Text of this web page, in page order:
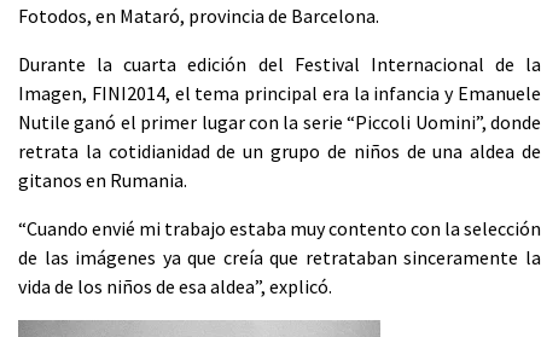
Fotodos, en Mataró, provincia de Barcelona.
Durante la cuarta edición del Festival Internacional de la
Imagen, FINI2014, el tema principal era la infancia y Emanuele
Nutile ganó el primer lugar con la serie “Piccoli Uomini”, donde
retrata la cotidianidad de un grupo de niños de una aldea de
gitanos en Rumania.
“Cuando envié mi trabajo estaba muy contento con la selección
de las imágenes ya que creía que retrataban sinceramente la
vida de los niños de esa aldea”, explicó.